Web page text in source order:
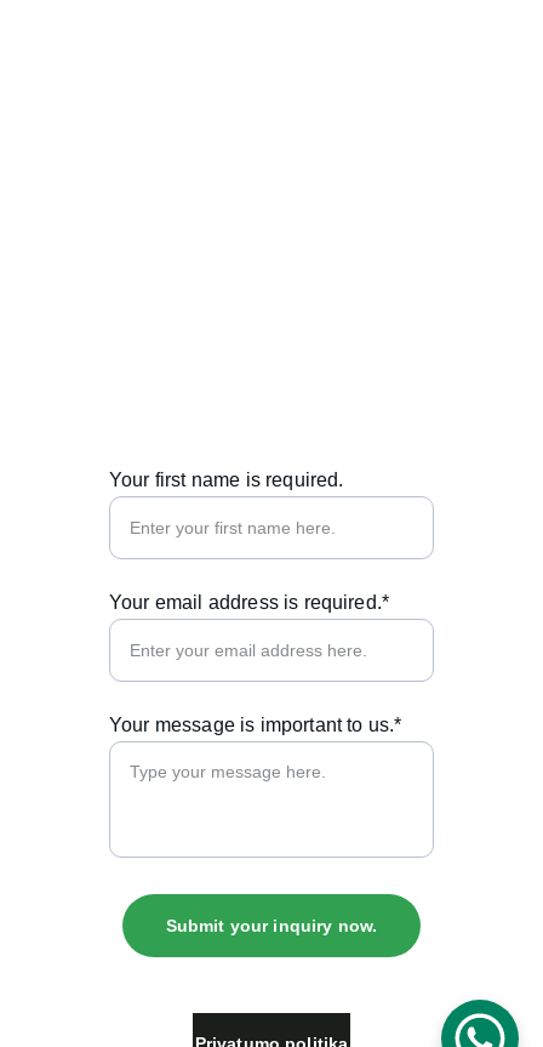
Your first name is required.
Your email address is required.*
Your message is important to us.*
Submit your inquiry now.